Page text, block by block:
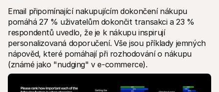
Email připomínající nakupujícím dokončení nákupu
pomáhá 27 % uživatelům dokončit transakci a 23 %
respondentů uvedlo, že je k nákupu inspirují
personalizovaná doporučení. Vše jsou příklady jemných
nápověd, které pomáhají při rozhodování o nákupu
(známé jako "nudging" v e-commerce).